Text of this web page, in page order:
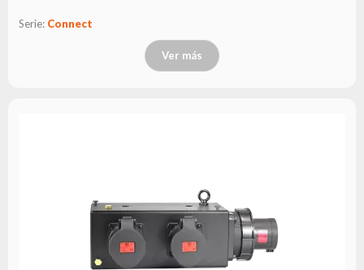
Serie: Connect
Ver más